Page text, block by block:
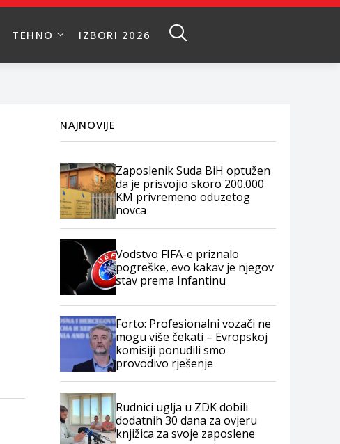
TEHNO IZBORI 2026
NAJNOVIJE
Zaposlenik Suda BiH optužen
da je prisvojio skoro 200.000
KM privremeno oduzetog
novca
Vodstvo FIFA-e priznalo
pogreške, evo kakav je njegov
stav prema Infantinu
Forto: Profesionalni vozači ne
mogu više čekati – Evropskoj
komisiji ponudili smo
provodivo rješenje
Rudnici uglja u ZDK dobili
dodatnih 30 dana za ovjeru
knjižica za svoje zaposlene